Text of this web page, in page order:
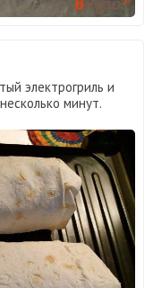
электрогриль и
минут.